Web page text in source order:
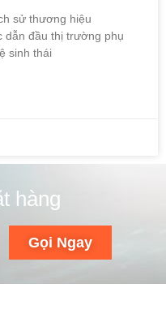
sử thương hiệu
dẫn đầu thị trường phụ
sinh thái
hàng
Gọi Ngay